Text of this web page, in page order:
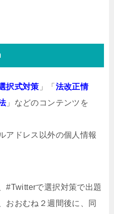
択式対策 」「 法改正情
」などのコンテンツを
アドレス以外の個人情報
#Twitterで選択対策で出題
おおむね２週間後に、同